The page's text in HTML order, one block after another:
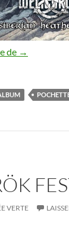
de Nouvel
→
VERTE